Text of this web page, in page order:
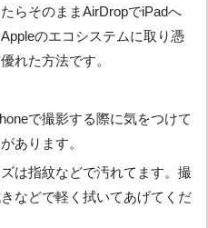
らそのままAirDropでiPadへ
のエコシステムに取り憑
れた方法です。
で撮影する際に気をつけて
あります。
ズは指紋などで汚れてます。撮
などで軽く拭いてあげてくだ